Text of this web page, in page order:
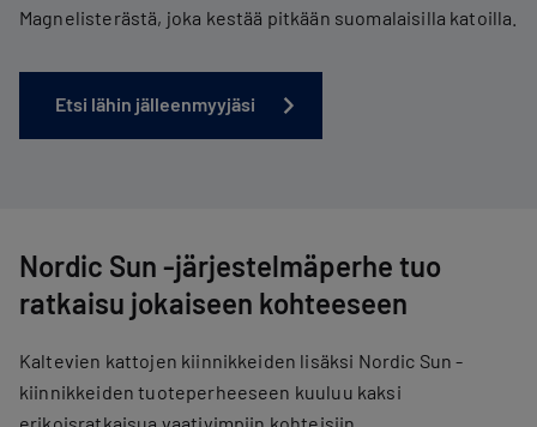
Magnelisterästä, joka kestää pitkään suomalaisilla katoilla.
Etsi lähin jälleenmyyjäsi
Nordic Sun -järjestelmäperhe tuo
ratkaisu jokaiseen kohteeseen
Kaltevien kattojen kiinnikkeiden lisäksi Nordic Sun -
kiinnikkeiden tuoteperheeseen kuuluu kaksi